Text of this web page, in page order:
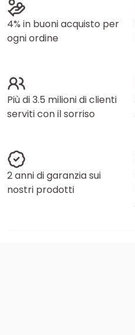
4% in buoni acquisto per
ogni ordine
Più di 3.5 milioni di clienti
serviti con il sorriso
2 anni di garanzia sui
nostri prodotti